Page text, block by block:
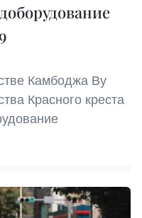
Камбоджа Ву
Красного креста